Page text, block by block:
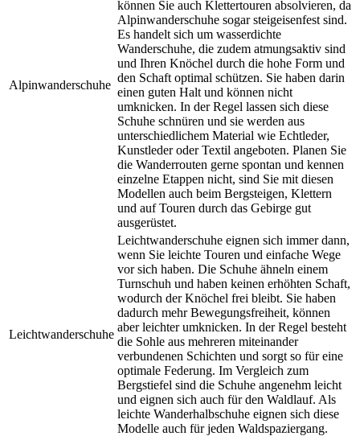
Alpinwanderschuhe
können Sie auch Klettertouren absolvieren, da
Alpinwanderschuhe sogar steigeisenfest sind.
Es handelt sich um wasserdichte
Wanderschuhe, die zudem atmungsaktiv sind
und Ihren Knöchel durch die hohe Form und
den Schaft optimal schützen. Sie haben darin
einen guten Halt und können nicht
umknicken. In der Regel lassen sich diese
Schuhe schnüren und sie werden aus
unterschiedlichem Material wie Echtleder,
Kunstleder oder Textil angeboten. Planen Sie
die Wanderrouten gerne spontan und kennen
einzelne Etappen nicht, sind Sie mit diesen
Modellen auch beim Bergsteigen, Klettern
und auf Touren durch das Gebirge gut
ausgerüstet.
Leichtwanderschuhe
Leichtwanderschuhe eignen sich immer dann,
wenn Sie leichte Touren und einfache Wege
vor sich haben. Die Schuhe ähneln einem
Turnschuh und haben keinen erhöhten Schaft,
wodurch der Knöchel frei bleibt. Sie haben
dadurch mehr Bewegungsfreiheit, können
aber leichter umknicken. In der Regel besteht
die Sohle aus mehreren miteinander
verbundenen Schichten und sorgt so für eine
optimale Federung. Im Vergleich zum
Bergstiefel sind die Schuhe angenehm leicht
und eignen sich auch für den Waldlauf. Als
leichte Wanderhalbschuhe eignen sich diese
Modelle auch für jeden Waldspaziergang.